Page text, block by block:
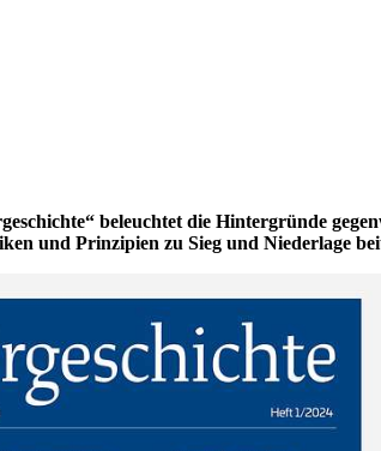
beleuchtet die Hintergründe
und Prinzipien zu Sieg und Niederlage